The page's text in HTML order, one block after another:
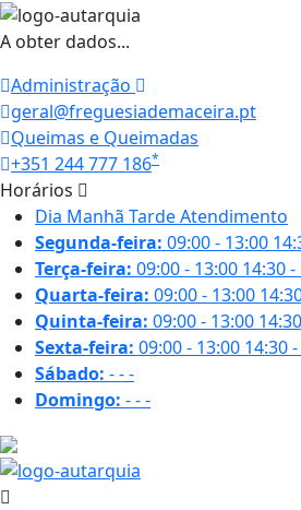
A obter dados...
Administração
geral@freguesiademaceira.pt
Queimas e Queimadas
+351 244 777 186*
Horários
Dia Manhã TardeAtendimento
Segunda-feira: 09:00 - 13:00
Terça-feira: 09:00 - 13:00 14:30
Quarta-feira: 09:00 - 13:00
Quinta-feira: 09:00 - 13:00
Sexta-feira: 09:00 - 13:00 14:30
Sábado: ---
Domingo: ---